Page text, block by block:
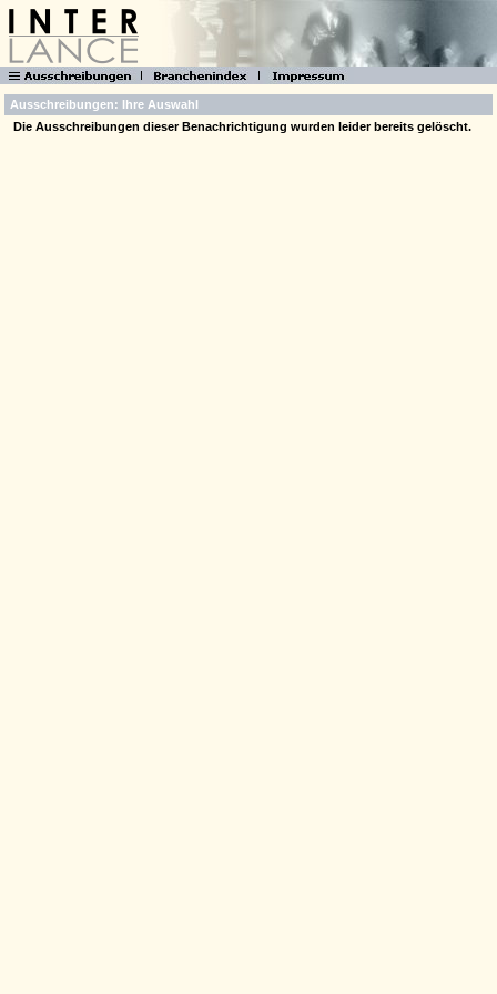
Ausschreibungen: Ihre Auswahl
Die Ausschreibungen dieser Benachrichtigung wurden leider bereits gelöscht.